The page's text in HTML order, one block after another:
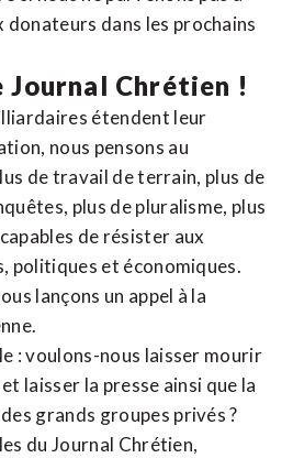
dans les prochains
Journal Chrétien !
étendent leur
nous pensons au
de travail de terrain, plus de
plus de pluralisme, plus
de résister aux
politiques et économiques.
lançons un appel à la
: voulons-nous laisser mourir
laisser la presse ainsi que la
grands groupes privés ?
du Journal Chrétien,